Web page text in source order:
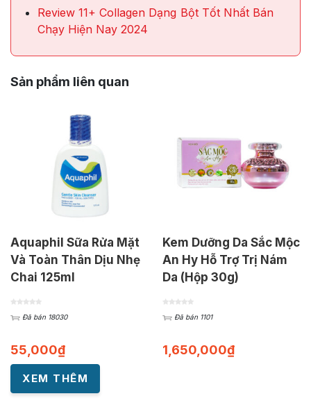
Review 11+ Collagen Dạng Bột Tốt Nhất Bán
Chạy Hiện Nay 2024
Sản phẩm liên quan
Aquaphil Sữa Rửa Mặt
Và Toàn Thân Dịu Nhẹ
Chai 125ml
Đã bán 18030
55,000₫
Kem Dưỡng Da Sắc Mộc
An Hy Hỗ Trợ Trị Nám
Da (Hộp 30g)
Đã bán 1101
1,650,000₫
XEM THÊM